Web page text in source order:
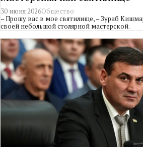
30 июня 2026Общество
– Прошу вас в мое святилище, – Зураб
своей небольшой столярной мастерской.